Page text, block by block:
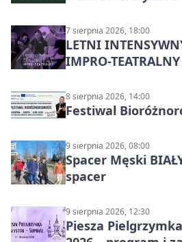
7 sierpnia 2026, 18:00
LETNI
IMPRO-
8 sierpnia 2026, 14:00
Festiwal
9 sierpnia 2026, 08:00
Spacer Męski
spacer
9 sierpnia 2026, 12:30
Piesza